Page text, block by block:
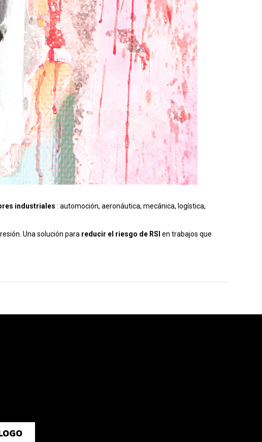
industriales: automoción, aeronáutica, mecánica, logística,
Una solución para reducir el riesgo de RSI en trabajos que